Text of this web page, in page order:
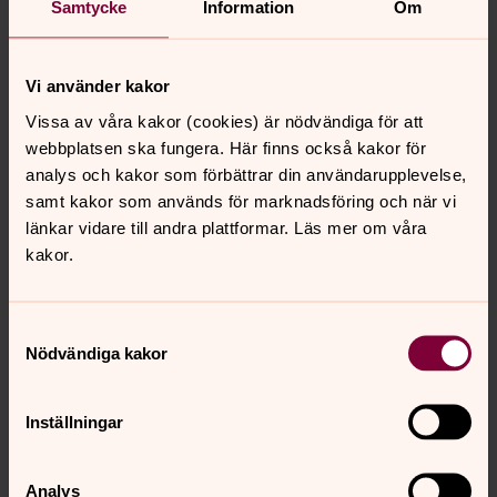
Samtycke Information Om
Vi använder kakor
Vissa av våra kakor (cookies) är nödvändiga för att
webbplatsen ska fungera. Här finns också kakor för
analys och kakor som förbättrar din användarupplevelse,
samt kakor som används för marknadsföring och när vi
länkar vidare till andra plattformar. Läs mer om våra
kakor.
Nödvändiga kakor
Inställningar
Analys
Foton som tas i kören publiceras på vår webbplats
på respektive foto.
Du har enligt dataskyddsförordningen rätt att utan
kostnad få ett utdrag av dina och ditt barns
personuppgifter samt information om hur vi
behandlar dem, under förutsättning att individens
personuppgifter i Excel-format går det också bra.
Du har även rätt att begära rättelse eller
kontrollerar om uppgifterna är korrekta kan du
personuppgifterna begränsas, vilket innebär att de